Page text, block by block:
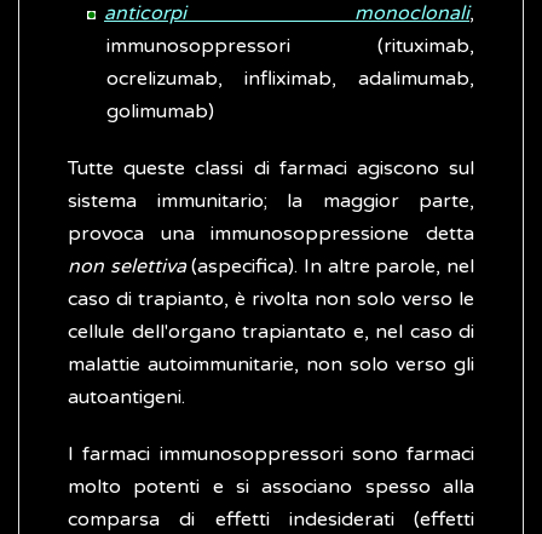
anticorpi monoclonali,
immunosoppressori (rituximab,
ocrelizumab, infliximab, adalimumab,
golimumab)
Tutte queste classi di farmaci agiscono sul
sistema immunitario; la maggior parte,
provoca una immunosoppressione detta
non selettiva(aspecifica). In altre parole, nel
caso di trapianto, è rivolta non solo verso le
cellule dell'organo trapiantato e, nel caso di
malattie autoimmunitarie, non solo verso gli
autoantigeni.
I farmaci immunosoppressori sono farmaci
molto potenti e si associano spesso alla
comparsa di effetti indesiderati (effetti